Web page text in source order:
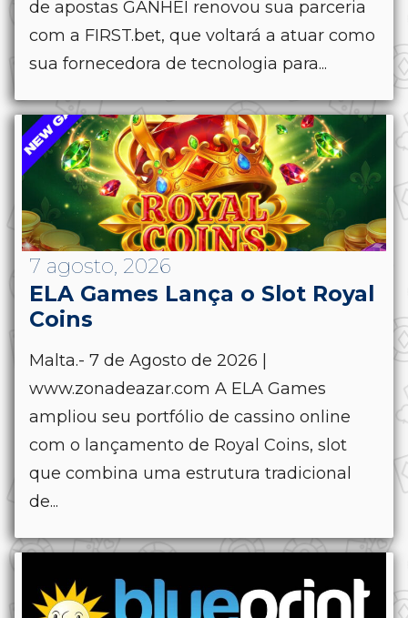
de apostas GANHEI renovou sua parceria
com a FIRST.bet, que voltará a atuar como
sua fornecedora de tecnologia para...
7 agosto, 2026
ELA Games Lança o Slot Royal
Coins
Malta.- 7 de Agosto de 2026 |
www.zonadeazar.com A ELA Games
ampliou seu portfólio de cassino online
com o lançamento de Royal Coins, slot
que combina uma estrutura tradicional
de...